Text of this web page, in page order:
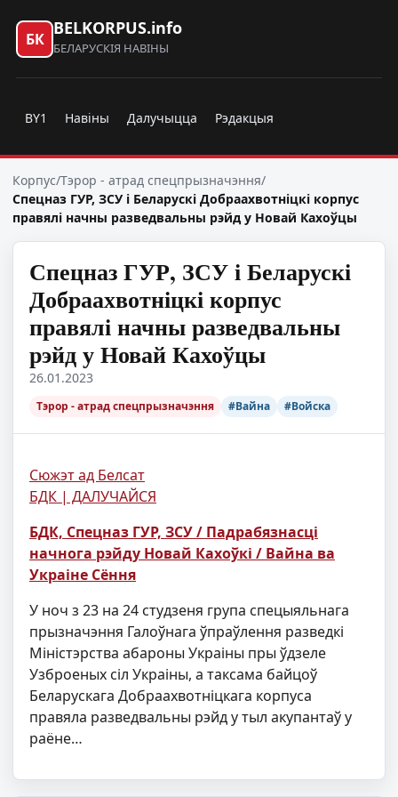
БК
BELKORPUS.info
БЕЛАРУСКІЯ НАВІНЫ
BY1 Навіны Далучыцца Рэдакцыя
Корпус/Тэрор - атрад спецпрызначэння/
Спецназ ГУР, ЗСУ і Беларускі Добраахвотніцкі корпус
правялі начны разведвальны рэйд у Новай Кахоўцы
Спецназ ГУР, ЗСУ і Беларускі
Добраахвотніцкі корпус
правялі начны разведвальны
рэйд у Новай Кахоўцы
26.01.2023
Тэрор - атрад спецпрызначэння #Вайна #Войска
Сюжэт ад Белсат
БДК | ДАЛУЧАЙСЯ
БДК, Спецназ ГУР, ЗСУ / Падрабязнасці
начнога рэйду Новай Кахоўкі / Вайна ва
Украіне Сёння
У ноч з 23 на 24 студзеня група спецыяльнага
прызначэння Галоўнага ўпраўлення разведкі
Міністэрства абароны Украіны пры ўдзеле
Узброеных сіл Украіны, а таксама байцоў
Беларускага Добраахвотніцкага корпуса
правяла разведвальны рэйд у тыл акупантаў у
раёне…